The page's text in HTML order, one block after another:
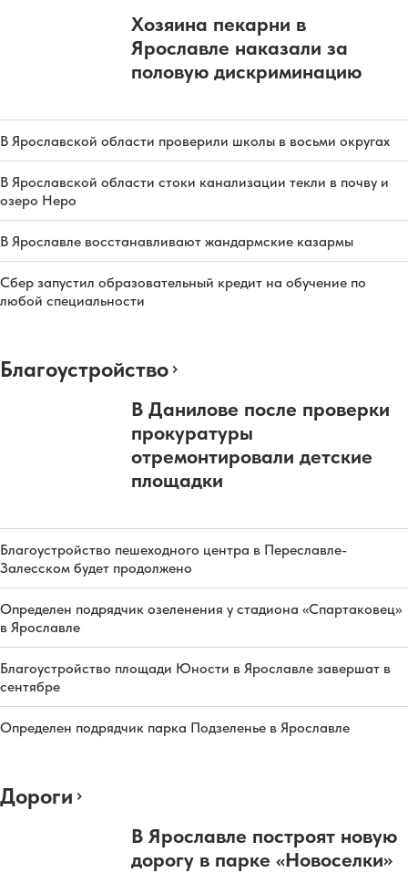
Хозяина пекарни в
Ярославле наказали за
половую дискриминацию
В Ярославской области проверили школы в восьми округах
В Ярославской области стоки канализации текли в почву и
озеро Неро
В Ярославле восстанавливают жандармские казармы
Сбер запустил образовательный кредит на обучение по
любой специальности
Благоустройство
В Данилове после проверки
прокуратуры
отремонтировали детские
площадки
Благоустройство пешеходного центра в Переславле-
Залесском будет продолжено
Определен подрядчик озеленения у стадиона «Спартаковец»
в Ярославле
Благоустройство площади Юности в Ярославле завершат в
сентябре
Определен подрядчик парка Подзеленье в Ярославле
Дороги
В Ярославле построят новую
дорогу в парке «Новоселки»